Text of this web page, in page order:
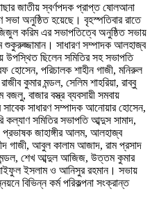
জাতীয় স্বর্ণপদক প্রাপ্ত ষোলআনা
সভা অনুষ্ঠিত হয়েছে। বৃহস্পতিবার রাতে
করিম এর সভাপতিত্বে অনুষ্ঠিত সভায়
শুকুরুজ্জামান। সাধারণ সম্পাদক আলহাজ্ব
উপস্থিত ছিলেন সমিতির সহ সভাপতি
হোসেন, পরিচালক শাহীন গাজী, মনিরুল
কুমার মন্ডল, সেলিম শাহরিয়া, রাব্বু
বাজার বস্ত্র ব্যবসায়ী সমবায়
সাধারণ সম্পাদক আনোয়ার হোসেন,
কল্যাণ সমিতির সভাপতি আব্দুস সামাদ,
প্রভাষক জাহাঙ্গীর আলম, আলহাজ্ব
গাজী, আবুল কালাম আজাদ, রাম প্রসাদ
শেখ আব্দুল আজিজ, উত্তম কুমার
ইসলাম ও আনিসুর রহমান। সভায়
বিভিন্ন কর্ম পরিকল্পনা সংক্রান্ত